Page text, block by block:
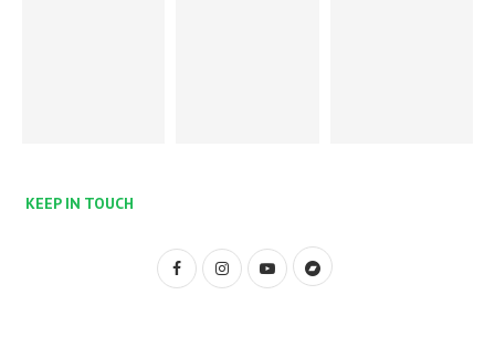
KEEP IN TOUCH